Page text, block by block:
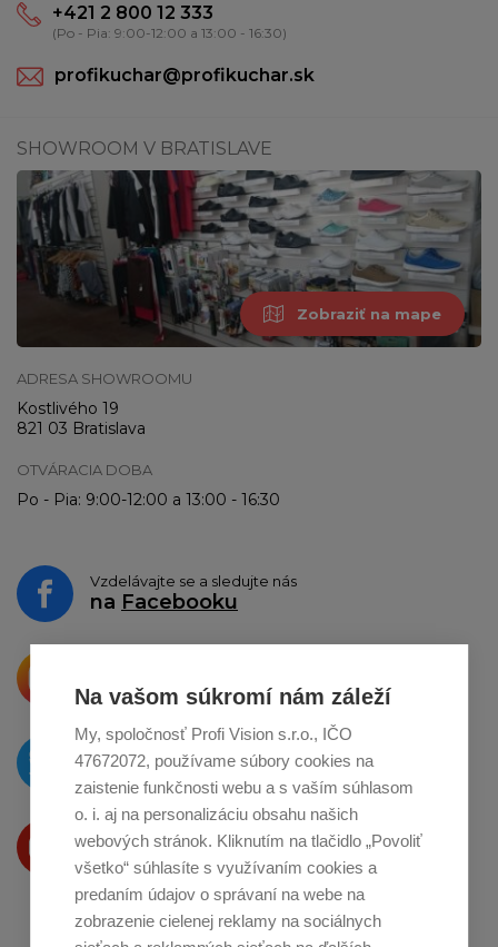
+421 2 800 12 333
(Po - Pia: 9:00-12:00 a 13:00 - 16:30)
profikuchar@profikuchar.sk
SHOWROOM V BRATISLAVE
Zobraziť na mape
ADRESA SHOWROOMU
Kostlivého 19
821 03 Bratislava
OTVÁRACIA DOBA
Po - Pia: 9:00-12:00 a 13:00 - 16:30
Vzdelávajte se a sledujte nás
na Facebooku
o zdieľanie naInstagrame
O novinkách píšeme
naTwitteri
Produkty Vám predstavujeme
na Youtube
Na vašom súkromí nám záleží
My, spoločnosť Profi Vision s.r.o., IČO
47672072, používame súbory cookies na
zaistenie funkčnosti webu a s vaším súhlasom
o. i. aj na personalizáciu obsahu našich
webových stránok. Kliknutím na tlačidlo „Povoliť
všetko“ súhlasíte s využívaním cookies a
predaním údajov o správaní na webe na
zobrazenie cielenej reklamy na sociálnych